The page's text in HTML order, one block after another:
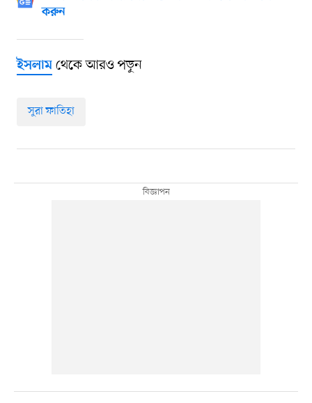
করুন
ইসলামথেকে আরও পড়ুন
সুরা ফাতিহা